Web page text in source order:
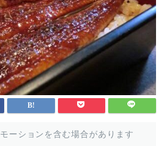
ーションを含む場合があります